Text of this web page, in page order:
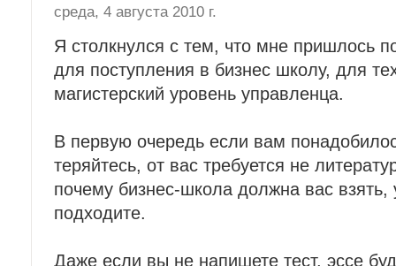
среда, 4 августа 2010 г.
Я столкнулся с тем, что мне пришлось
для поступления в бизнес школу, для
магистерский уровень управленца.
В первую очередь если вам
теряйтесь, от вас требуется не
почему бизнес-школа должна вас взять,
подходите.
Даже если вы не напишете тест, эссе